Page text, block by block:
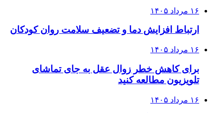
۱۶ مرداد ۱۴۰۵
ارتباط افزایش دما و تضعیف سلامت روان کودکان
۱۶ مرداد ۱۴۰۵
برای کاهش خطر زوال عقل به جای تماشای
تلویزیون مطالعه کنید
۱۶ مرداد ۱۴۰۵